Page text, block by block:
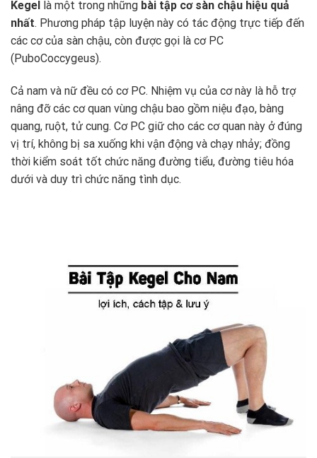
Kegel là một trong những bài tập cơ sàn chậu hiệu quả
nhất. Phương pháp tập luyện này có tác động trực tiếp đến
các cơ của sàn chậu, còn được gọi là cơ PC
(PuboCoccygeus).
Cả nam và nữ đều có cơ PC. Nhiệm vụ của cơ này là hỗ trợ
nâng đỡ các cơ quan vùng chậu bao gồm niệu đạo, bàng
quang, ruột, tử cung. Cơ PC giữ cho các cơ quan này ở đúng
vị trí, không bị sa xuống khi vận động và chạy nhảy; đồng
thời kiểm soát tốt chức năng đường tiểu, đường tiêu hóa
dưới và duy trì chức năng tình dục.